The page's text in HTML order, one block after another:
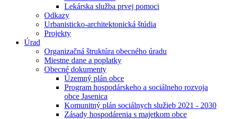
Lekárska služba prvej pomoci
Odkazy
Urbanisticko-architektonická štúdia
Projekty
Úrad
Organizačná štruktúra obecného úradu
Miestne dane a poplatky
Obecné dokumenty
Územný plán obce
Program hospodárskeho a sociálneho rozvoja
obce Jasenica
Komunitný plán sociálnych služieb 2021 - 2030
Zásady hospodárenia s majetkom obce